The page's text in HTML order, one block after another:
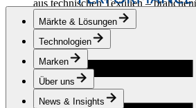
aus technischen Textilien –
und mit technologischer Tiefe.
unsere vielfältigen Anwendungen.
Bekleidung & Schuhe
Mode
Sportbekleidung
Schuhe
Hobbyschneiderei
Märkte & Lösungen
Technologien
Marken
Über uns
News & Insights